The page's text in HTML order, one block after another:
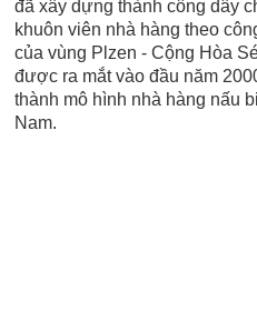
đã xây dựng thành công dây
khuôn viên nhà hàng theo
của vùng Plzen - Cộng Hòa
được ra mắt vào đầu năm
thành mô hình nhà hàng nấu
Nam.